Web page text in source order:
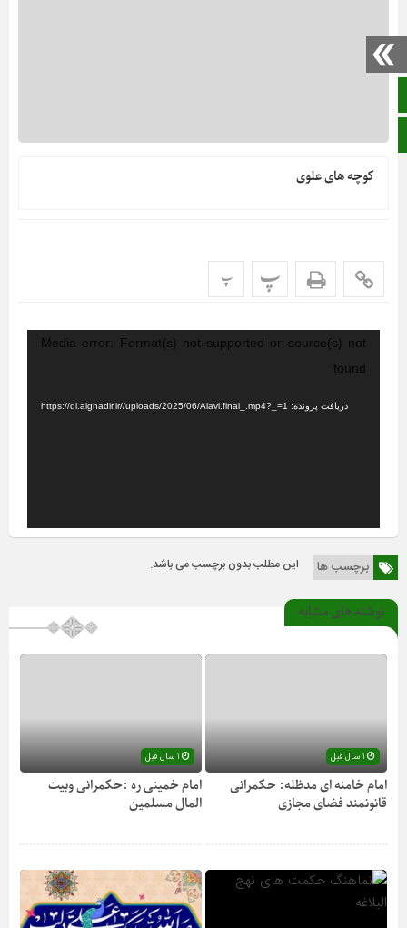
کوچه های علوی
پ پ
نمایشگر
ویدیو
Media error: Format(s) not supported or source(s) not
found
دریافت پرونده: https://dl.alghadir.ir//uploads/2025/06/Alavi.final_.mp4?_=1
برچسب ها این مطلب بدون برچسب می باشد.
نوشته های مشابه
1 سال قبل
امام خامنه ای مدظله: حکمرانی
قانونمند فضای مجازی
امام خمینی ره :حکمرانی وبیت
المال مسلمین